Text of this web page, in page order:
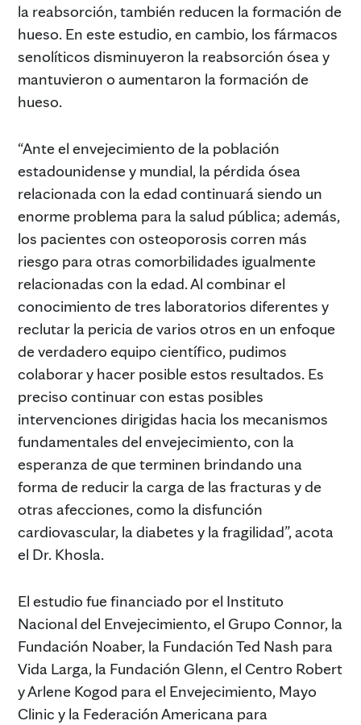
la reabsorción, también reducen la formación de
hueso. En este estudio, en cambio, los fármacos
senolíticos disminuyeron la reabsorción ósea y
mantuvieron o aumentaron la formación de
hueso.
“Ante el envejecimiento de la población
estadounidense y mundial, la pérdida ósea
relacionada con la edad continuará siendo un
enorme problema para la salud pública; además,
los pacientes con osteoporosis corren más
riesgo para otras comorbilidades igualmente
relacionadas con la edad. Al combinar el
conocimiento de tres laboratorios diferentes y
reclutar la pericia de varios otros en un enfoque
de verdadero equipo científico, pudimos
colaborar y hacer posible estos resultados. Es
preciso continuar con estas posibles
intervenciones dirigidas hacia los mecanismos
fundamentales del envejecimiento, con la
esperanza de que terminen brindando una
forma de reducir la carga de las fracturas y de
otras afecciones, como la disfunción
cardiovascular, la diabetes y la fragilidad”, acota
el Dr. Khosla.
El estudio fue financiado por el Instituto
Nacional del Envejecimiento, el Grupo Connor, la
Fundación Noaber, la Fundación Ted Nash para
Vida Larga, la Fundación Glenn, el Centro Robert
y Arlene Kogod para el Envejecimiento, Mayo
Clinic y la Federación Americana para